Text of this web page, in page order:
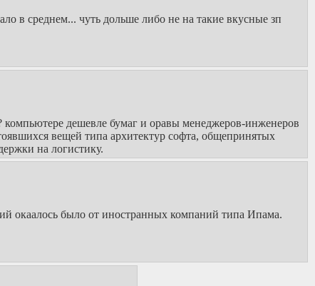
в среднем... чуть дольше либо не на такие вкусные зп
компьютере дешевле бумаг и оравы менеджеров-инженеров
вещей типа архитектур софта, общепринятых
на логистику.
окаалось было от иностранных компаний типа Ипама.